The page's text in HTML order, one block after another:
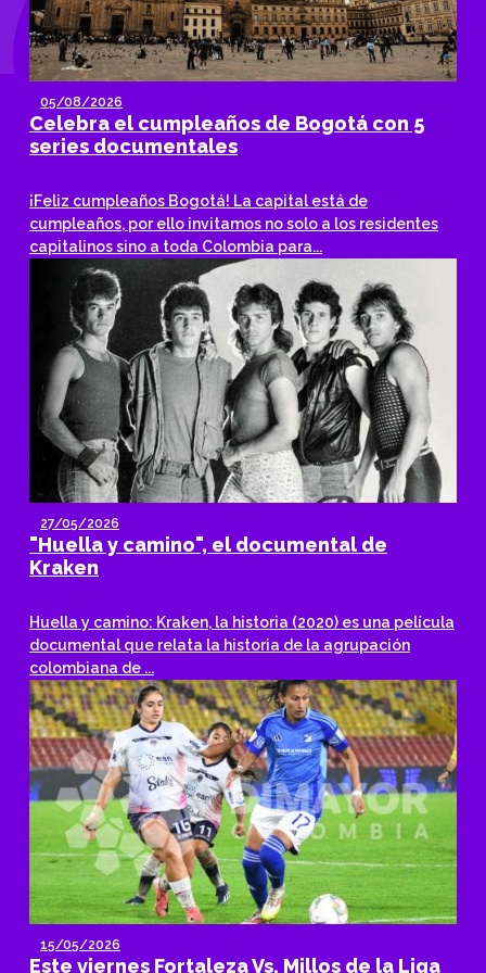
05/08/2026
Celebra el cumpleaños de Bogotá con 5
series documentales
¡Feliz cumpleaños Bogotá! La capital está de
cumpleaños, por ello invitamos no solo a los residentes
capitalinos sino a toda Colombia para...
27/05/2026
"Huella y camino", el documental de
Kraken
Huella y camino: Kraken, la historia (2020) es una película
documental que relata la historia de la agrupación
colombiana de ...
15/05/2026
Este viernes Fortaleza Vs. Millos de la Liga